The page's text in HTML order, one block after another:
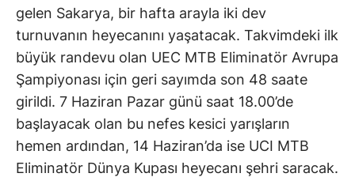
gelen Sakarya, bir hafta arayla iki dev
turnuvanın heyecanını yaşatacak. Takvimdeki ilk
büyük randevu olan UEC MTB Eliminatör Avrupa
Şampiyonası için geri sayımda son 48 saate
girildi. 7 Haziran Pazar günü saat 18.00’de
başlayacak olan bu nefes kesici yarışların
hemen ardından, 14 Haziran’da ise UCI MTB
Eliminatör Dünya Kupası heyecanı şehri saracak.